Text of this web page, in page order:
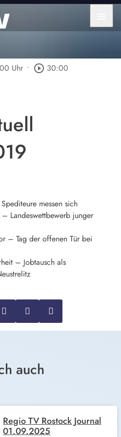
Uhr • play_circle_outline 30:00
messen sich
– Landeswettbewerb junger
– Tag der offenen Tür bei
– Jobtausch als
auch
Regio TV Rostock Journal
01.09.2025